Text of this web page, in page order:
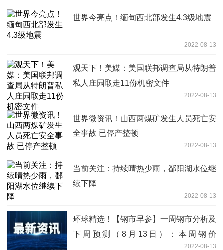
世界今亮点！缅甸西北部发生4.3级地震
2022-08-13
观天下！美媒：美国联邦调查局从特朗普
私人庄园取走11份机密文件
2022-08-13
世界微资讯！山西两煤矿发生人员死亡安
全事故 已停产整顿
2022-08-13
当前关注：持续晴热少雨，鄱阳湖水位继
续下降
2022-08-13
环球精选！【钢市早参】一周钢市分析及
下周预测（8月13日）：本周钢价
2022-08-13